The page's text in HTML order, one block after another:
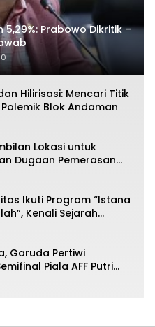
5,29%: Prabowo Dikritik –
0
Hilirisasi: Mencari Titik
Blok Andaman
Lokasi untuk
Dugaan Pemerasan
Ikuti Program “Istana
Kenali Sejarah
Garuda Pertiwi
Piala AFF Putri